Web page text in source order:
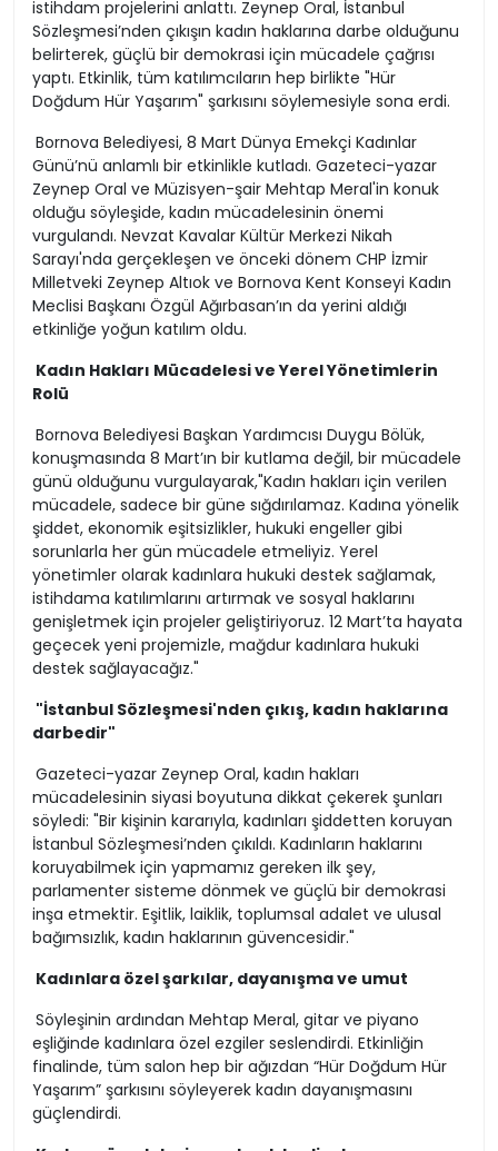
istihdam projelerini anlattı. Zeynep Oral, İstanbul
Sözleşmesi’nden çıkışın kadın haklarına darbe olduğunu
belirterek, güçlü bir demokrasi için mücadele çağrısı
yaptı. Etkinlik, tüm katılımcıların hep birlikte "Hür
Doğdum Hür Yaşarım" şarkısını söylemesiyle sona erdi.
Bornova Belediyesi, 8 Mart Dünya Emekçi Kadınlar
Günü’nü anlamlı bir etkinlikle kutladı. Gazeteci-yazar
Zeynep Oral ve Müzisyen-şair Mehtap Meral'in konuk
olduğu söyleşide, kadın mücadelesinin önemi
vurgulandı. Nevzat Kavalar Kültür Merkezi Nikah
Sarayı'nda gerçekleşen ve önceki dönem CHP İzmir
Milletveki Zeynep Altıok ve Bornova Kent Konseyi Kadın
Meclisi Başkanı Özgül Ağırbasan’ın da yerini aldığı
etkinliğe yoğun katılım oldu.
Kadın Hakları Mücadelesi ve Yerel Yönetimlerin
Rolü
Bornova Belediyesi Başkan Yardımcısı Duygu Bölük,
konuşmasında 8 Mart’ın bir kutlama değil, bir mücadele
günü olduğunu vurgulayarak,"Kadın hakları için verilen
mücadele, sadece bir güne sığdırılamaz. Kadına yönelik
şiddet, ekonomik eşitsizlikler, hukuki engeller gibi
sorunlarla her gün mücadele etmeliyiz. Yerel
yönetimler olarak kadınlara hukuki destek sağlamak,
istihdama katılımlarını artırmak ve sosyal haklarını
genişletmek için projeler geliştiriyoruz. 12 Mart’ta hayata
geçecek yeni projemizle, mağdur kadınlara hukuki
destek sağlayacağız."
"İstanbul Sözleşmesi'nden çıkış, kadın haklarına
darbedir"
Gazeteci-yazar Zeynep Oral, kadın hakları
mücadelesinin siyasi boyutuna dikkat çekerek şunları
söyledi: "Bir kişinin kararıyla, kadınları şiddetten koruyan
İstanbul Sözleşmesi’nden çıkıldı. Kadınların haklarını
koruyabilmek için yapmamız gereken ilk şey,
parlamenter sisteme dönmek ve güçlü bir demokrasi
inşa etmektir. Eşitlik, laiklik, toplumsal adalet ve ulusal
bağımsızlık, kadın haklarının güvencesidir."
Kadınlara özel şarkılar, dayanışma ve umut
Söyleşinin ardından Mehtap Meral, gitar ve piyano
eşliğinde kadınlara özel ezgiler seslendirdi. Etkinliğin
finalinde, tüm salon hep bir ağızdan “Hür Doğdum Hür
Yaşarım” şarkısını söyleyerek kadın dayanışmasını
güçlendirdi.